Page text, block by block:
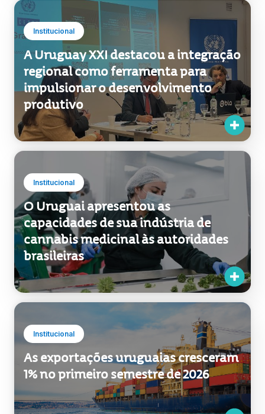
Institucional
A Uruguay XXI destacou a integração
regional como ferramenta para
impulsionar o desenvolvimento
produtivo
Institucional
O Uruguai apresentou as
capacidades de sua indústria de
cannabis medicinal às autoridades
brasileiras
Institucional
As exportações uruguaias cresceram